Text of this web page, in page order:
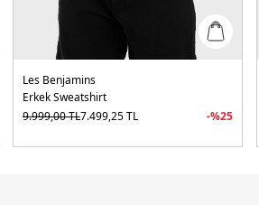
Les Benjamins
Erkek Sweatshirt
9.999,00TL7.499,25TL -%25